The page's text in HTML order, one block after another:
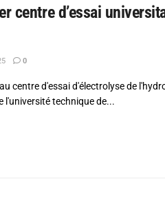
centre d’essai
0
centre d'essai d'électrolyse de
l'université technique de...